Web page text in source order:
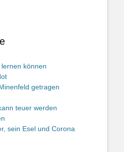
können
getragen
teuer werden
sein Esel und Corona